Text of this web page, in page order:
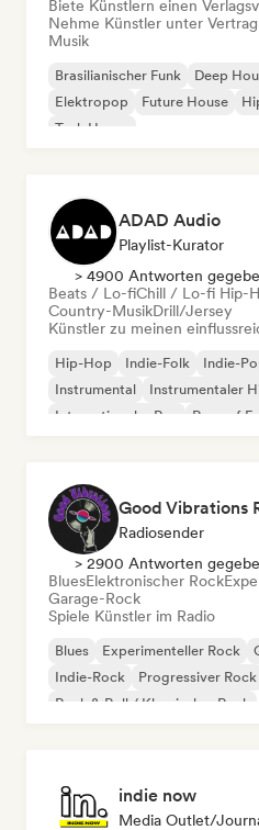
Biete Künstlern einen
Nehme Künstler unter
Musik
Brasilianischer Funk Deep
Elektropop
Future House
Tech House
ADAD Audio
Playlist-Kurator
> 4900 Antworten
Beats / Lo-fiChill / Lo-fi Hip-
Country-MusikDrill/Jersey
Künstler zu meinen
Hip-Hop Indie-Folk Indie-
Instrumental
Instrumentaler
Internationaler Rap
Rap auf
Good Vibrations
Radiosender
> 2900 Antworten
BluesElektronischer Rock
Garage-Rock
Spiele Künstler im Radio
Blues Experimenteller Rock
Indie-Rock
Progressiver Rock
Rock & Roll / Klassischer Rock
indie now
Media Outlet/